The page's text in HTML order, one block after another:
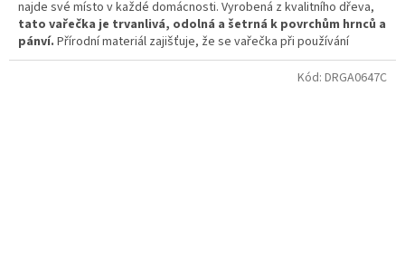
najde své místo v každé domácnosti. Vyrobená z kvalitního dřeva,
tato vařečka je trvanlivá, odolná a šetrná k povrchům hrnců a
pánví. Přírodní materiál zajišťuje, že se vařečka při používání
nezahřívá, což z ní činí bezpečný nástroj pro vaření.
Kód: DRGA0647C